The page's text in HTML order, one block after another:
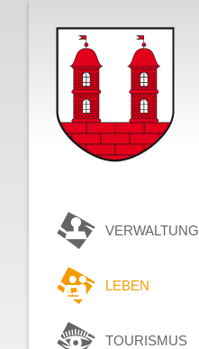
VERWALTUNG
LEBEN
TOURISMUS